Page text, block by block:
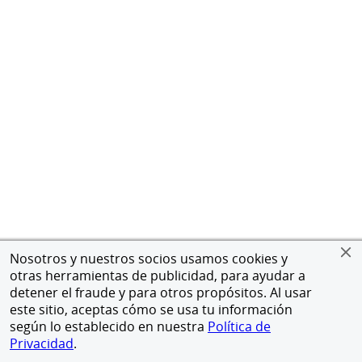
Nosotros y nuestros socios usamos cookies y
otras herramientas de publicidad, para ayudar a
detener el fraude y para otros propósitos. Al usar
este sitio, aceptas cómo se usa tu información
según lo establecido en nuestra Política de
Privacidad.